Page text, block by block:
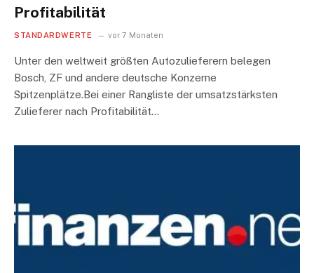
Profitabilität
STANDARDWERTE vor 7 Monaten
Unter den weltweit größten Autozulieferern belegen
Bosch, ZF und andere deutsche Konzerne
Spitzenplätze.Bei einer Rangliste der umsatzstärksten
Zulieferer nach Profitabilität…